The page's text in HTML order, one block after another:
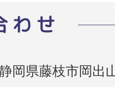
わせ
岡県藤枝市岡出